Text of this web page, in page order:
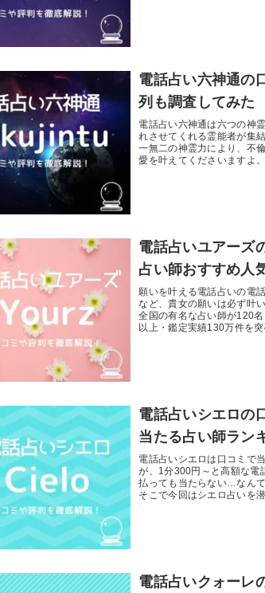
電話占い六神通の
列も調査してみた
電話占い六神通は六つの神
れさせてくれる霊能者が集
一無二の神霊力により、不
愛を叶えてくださいますよ
電話占いユアーズ
占い師おすすめ人
願いを叶える電話占いの電
など、貴女の願いは必ず叶
全国の有名な占い師が120
以上・鑑定実績130万件を
電話占いシエロの
当たる占い師ラン
電話占いシエロは口コミで
が、1分300円～と高額な電
払っても当たらない…なん
そこで今回はシエロ占いを
電話占いクォーレ